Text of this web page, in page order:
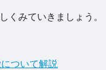
くみていきましょう。
ついて解説